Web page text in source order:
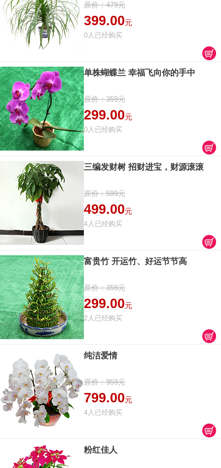
原价：479元
399.00元
0人已经购买
单株蝴蝶兰 幸福飞向你的手中
原价：359元
299.00元
0人已经购买
三编发财树 招财进宝，财源滚滚
原价：599元
499.00元
4人已经购买
富贵竹 开运竹、好运节节高
原价：359元
299.00元
2人已经购买
纯洁爱情
原价：959元
799.00元
4人已经购买
粉红佳人